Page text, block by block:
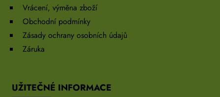
Vrácení, výměna zboží
Obchodní podmínky
Zásady ochrany osobních údajů
Záruka
UŽITEČNÉ INFORMACE